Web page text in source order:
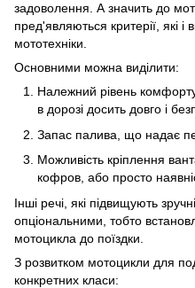
задоволення. А значить до
пред'являються критерії, які і
мототехніки.
Основними можна виділити:
Належний рівень
в дорозі досить довго і
Запас палива, що надає
Можливість кріплення
кофров, або просто
Інші речі, які підвищують
опціональними, тобто
мотоцикла до поїздки.
З розвитком мотоцикли для
конкретних класи: